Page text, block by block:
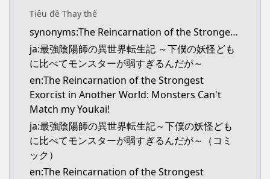
Tiêu đề Thay thế
synonyms:The Reincarnation of the Strongest Onmyouji: These Monsters Are Too Weak Compared to My Youkai
ja:最強陰陽師の異世界転生記 ～下僕の妖怪ども
に比べてモンスターが弱すぎるんだが～
en:The Reincarnation of the Strongest
Exorcist in Another World: Monsters Can't
Match my Youkai!
ja:最強陰陽師の異世界転生記～下僕の妖怪ども
に比べてモンスターが弱すぎるんだが～（コミ
ック）
en:The Reincarnation of the Strongest